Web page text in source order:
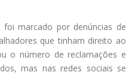
foi marcado por denúncias de
que tinham direito ao
o número de reclamações e
mas nas redes sociais se